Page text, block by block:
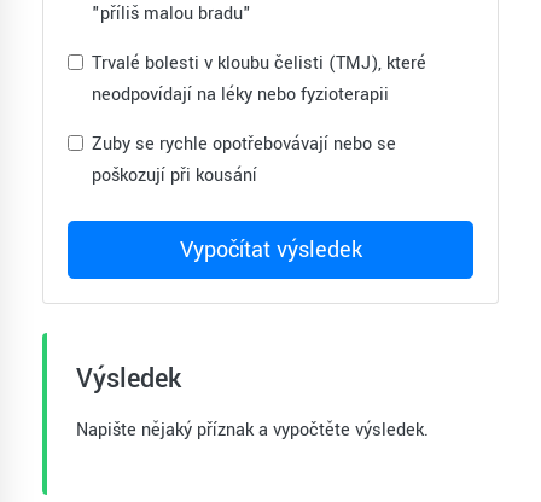
"příliš malou bradu"
Trvalé bolesti v kloubu čelisti (TMJ), které
neodpovídají na léky nebo fyzioterapii
Zuby se rychle opotřebovávají nebo se
poškozují při kousání
Vypočítat výsledek
Výsledek
Napište nějaký příznak a vypočtěte výsledek.